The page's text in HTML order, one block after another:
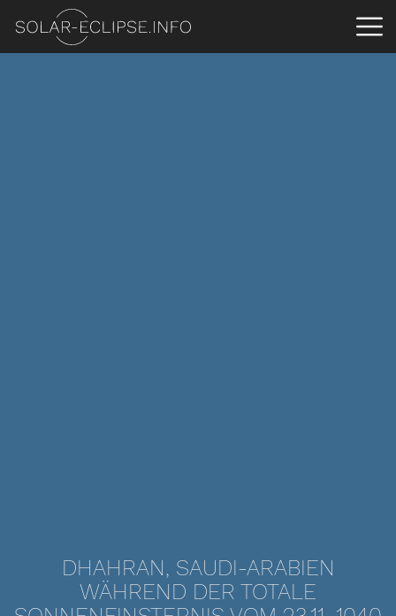
DHAHRAN, SAUDI-ARABIEN
WÄHREND DER TOTALE